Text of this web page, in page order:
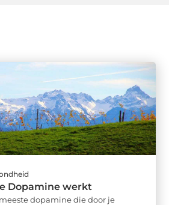
Dopamine werkt
dopamine die door je